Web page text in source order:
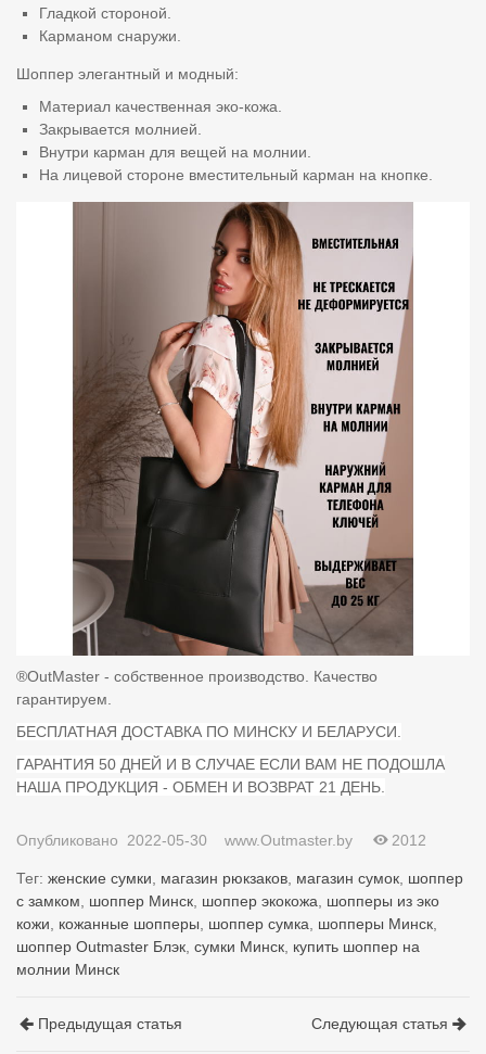
Гладкой стороной.
Карманом снаружи.
Шоппер элегантный и модный:
Материал качественная эко-кожа.
Закрывается молнией.
Внутри карман для вещей на молнии.
На лицевой стороне вместительный карман на кнопке.
®️OutMaster - собственное производство. Качество
гарантируем.
БЕСПЛАТНАЯ ДОСТАВКА ПО МИНСКУ И БЕЛАРУСИ.
ГАРАНТИЯ 50 ДНЕЙ И В СЛУЧАЕ ЕСЛИ ВАМ НЕ ПОДОШЛА
НАША ПРОДУКЦИЯ - ОБМЕН И ВОЗВРАТ 21 ДЕНЬ.
Опубликовано 2022-05-30 www.Outmaster.by 2012
Тег: женские сумки магазин рюкзаков магазин сумок шоппер
с замком
шоппер Минск шоппер экокожа
шопперы из эко
кожи
кожанные шопперы шоппер сумка шопперы Минск
шоппер Outmaster Блэк сумки Минск купить шоппер на
молнии Минск
Предыдущая статья Следующая статья